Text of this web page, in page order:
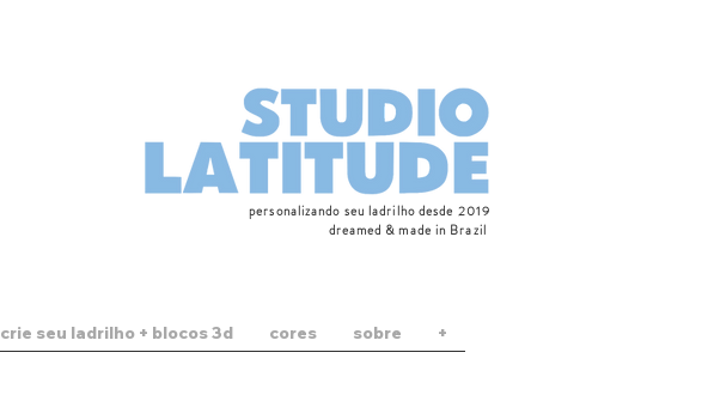
personalizando seu ladrilho desde 2019
dreamed & made in Brazil
crie seu ladrilho + blocos 3d cores sobre +